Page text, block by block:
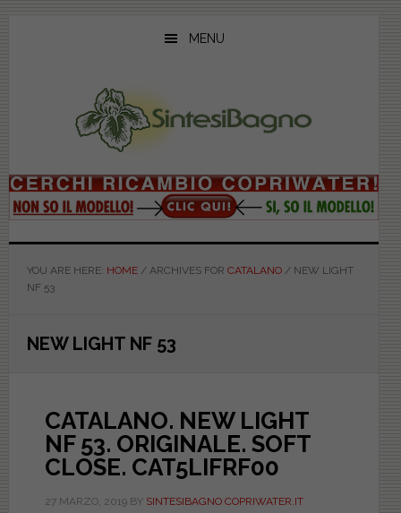
MENU
YOU ARE HERE: HOME /ARCHIVES FOR CATALANO /NEW LIGHT
NF 53
NEW LIGHT NF 53
CATALANO. NEW LIGHT
NF 53. ORIGINALE. SOFT
CLOSE. CAT5LIFRF00
27 MARZO, 2019BY SINTESIBAGNO COPRIWATER.IT